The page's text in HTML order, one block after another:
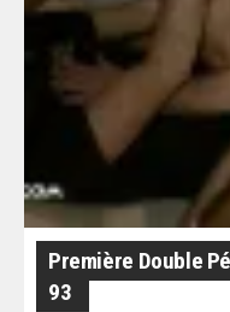
Première Double
93